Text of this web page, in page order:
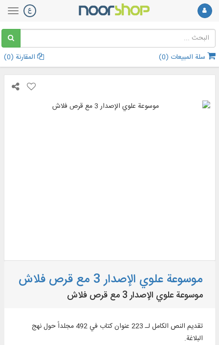
سلة المبيعات (0
) المقارنة (0
)
موسوعة علوي الإصدار 3 مع قرص فلاش
موسوعة علوي الإصدار 3 مع قرص فلاش
تقديم النص الكامل لـ 223 عنوان كتاب في 492 مجلداً حول نهج
البلاغة.